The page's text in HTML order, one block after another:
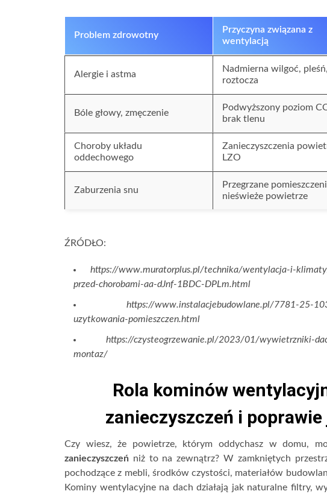
Problem zdrowotny
Przyczyna związana z
wentylacją
Alergie i astma
Nadmierna wilgoć, pleśń,
roztocza
Bóle głowy, zmęczenie
Podwyższony poziom
brak tlenu
Choroby układu
oddechowego
Zanieczyszczenia
LZO
Zaburzenia snu
Przegrzane
nieświeże powietrze
ŹRÓDŁO:
https://www.muratorplus.pl/technika/wentylacja-i-
przed-chorobami-aa-dJnf-1BDC-DPLm.html
https://www.instalacjebudowlane.pl/7781-25-
uzytkowania-pomieszczen.html
https://czysteogrzewanie.pl/2023/01/wywietrzniki-
montaz/
Rola kominów
zanieczyszczeń i
Czy wiesz, że powietrze, którym oddychasz w domu,
zanieczyszczeń niż to na zewnątrz? W zamkniętych
pochodzące z mebli, środków czystości, materiałów
Kominy wentylacyjne na dach działają jak naturalne filtry,